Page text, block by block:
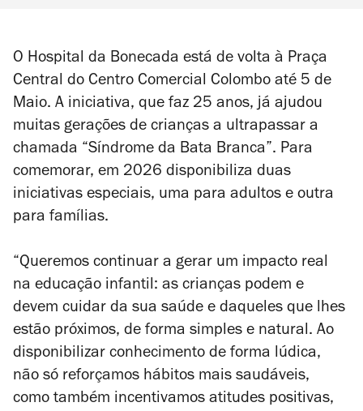
O Hospital da Bonecada está de volta à Praça
Central do Centro Comercial Colombo até 5 de
Maio. A iniciativa, que faz 25 anos, já ajudou
muitas gerações de crianças a ultrapassar a
chamada “Síndrome da Bata Branca”. Para
comemorar, em 2026 disponibiliza duas
iniciativas especiais, uma para adultos e outra
para famílias.
“Queremos continuar a gerar um impacto real
na educação infantil: as crianças podem e
devem cuidar da sua saúde e daqueles que lhes
estão próximos, de forma simples e natural. Ao
disponibilizar conhecimento de forma lúdica,
não só reforçamos hábitos mais saudáveis,
como também incentivamos atitudes positivas,